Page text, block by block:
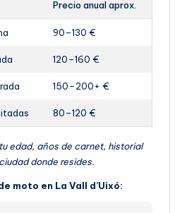
Precio anual aprox.
90–130 €
120–160 €
150–200+ €
80–120 €
edad, años de carnet, historial
donde resides.
moto en La Vall d’Uixó: